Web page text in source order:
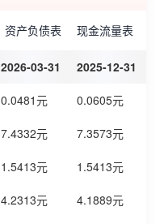
资产负债表 现金流量表
2026-03-31 2025-12-31
0.0481元 0.0605元
7.4332元 7.3573元
1.5413元 1.5413元
4.2313元 4.1889元